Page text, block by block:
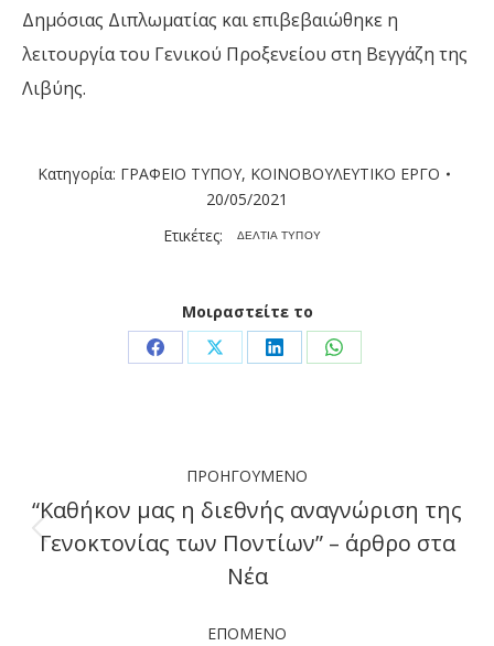
Δημόσιας Διπλωματίας και επιβεβαιώθηκε η
λειτουργία του Γενικού Προξενείου στη Βεγγάζη της
Λιβύης.
Κατηγορία: ΓΡΑΦΕΙΟ ΤΥΠΟΥ, ΚΟΙΝΟΒΟΥΛΕΥΤΙΚΟ ΕΡΓΟ
20/05/2021
Ετικέτες:
ΔΕΛΤΙΑ ΤΥΠΟΥ
Μοιραστείτε το
Share Share Share Share
navigation
ΠΡΟΗΓΟΎΜΕΝΟ
Previous
post:
“Καθήκον μας η διεθνής αναγνώριση της
Γενοκτονίας των Ποντίων” – άρθρο στα
Νέα
ΕΠΌΜΕΝΟ